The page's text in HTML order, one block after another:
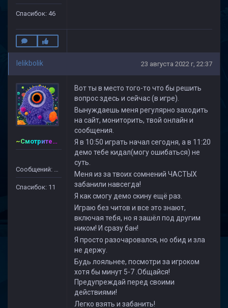
Спасибок: 46
lelikbolik 23 августа 2022 г, 22:37
~Смотритель~CSDM ©
Сообщений: 65
Спасибок: 11
Вот ты в место того-то что бы решить
вопрос здесь и сейчас (в игре).
Вынуждаешь меня регулярно заходить
на сайт, мониторить, твой онлайн и
сообщения.
Я в 10:50 играть начал сегодня, а в 11:20
демо тебе кидал(могу ошибаться) не
суть.
Меня из за твоих сомнений ЧАСТЫХ
забанили навсегда!
Я как смогу демо скину ещё раз.
Играю без читов и все это знают,
включая тебя, но я зашёл под другим
ником! И сразу бан!
Я просто разочаровался, но обид и зла
не держу.
Будь лояльнее, посмотри за игроком
хотя бы минут 5-7 .Общайся!
Предупреждай перед своими
действиями!
Легко взять и забанить!